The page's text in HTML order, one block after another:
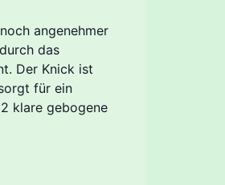
angenehmer
das
Der Knick ist
für ein
klare gebogene